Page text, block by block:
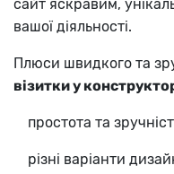
сайт яскравим,
вашої діяльності.
Плюси швидкого та
візитки у
простота та
різні варіанти